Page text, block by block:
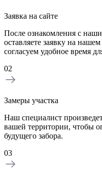
Заявка на сайте
После ознакомления с
оставляете заявку на
согласуем удобное время
02
Замеры участка
Наш специалист
вашей территории, чтобы
будущего забора.
03